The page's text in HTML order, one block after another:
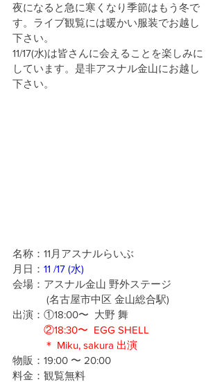
夜になると急に寒くなり季節はもう冬で
す。ライブ観覧には暖かい服装でお越し
下さい。
11/17(水)は皆さんに会えることを楽しみに
しています。是非アスナル金山にお越し
下さい。
名称：11月アスナルらいぶ
月日： 11 /17 (水)
会場：アスナル金山 野外ステージ
(名古屋市中区 金山総合駅)
出演：①18:00〜  大野 舞
②18:30〜  EGG SHELL
＊ Miku, sakura 出演
物販：19:00 〜 20:00
料金：観覧無料